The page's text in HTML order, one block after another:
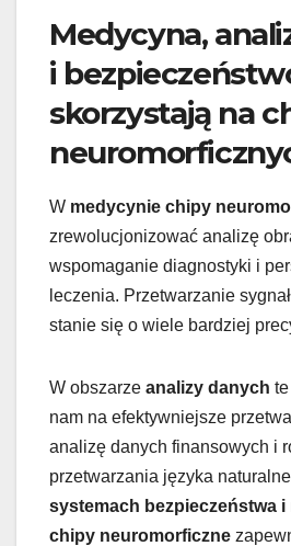
Medycyna,
i
skorzystają na
W medycynie chipy
zrewolucjonizować analizę
wspomaganie diagnostyki i
leczenia. Przetwarzanie
stanie się o wiele bardziej
W obszarze analizy danych
nam na efektywniejsze
analizę danych finansowych i
przetwarzania języka
systemach bezpieczeństwa
chipy neuromorficzne